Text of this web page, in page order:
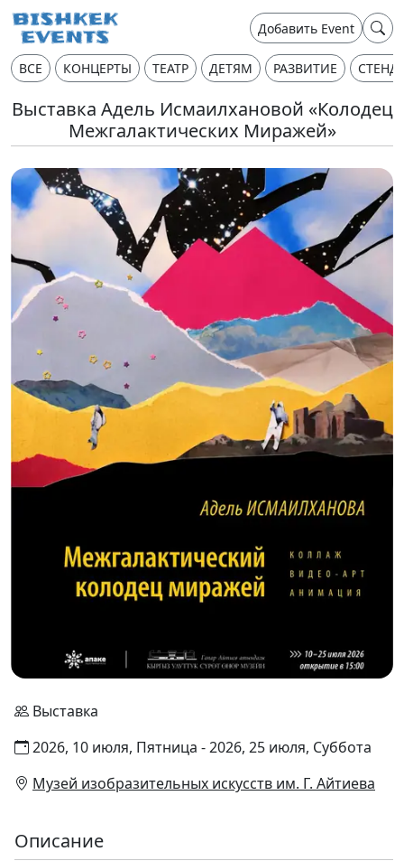
Добавить Event
ВСЕ КОНЦЕРТЫ ТЕАТР ДЕТЯМ РАЗВИТИЕ
Выставка Адель Исмаилхановой «Колодец
Межгалактических Миражей»
Выставка
2026, 10 июля, Пятница - 2026, 25 июля, Суббота
Музей изобразительных искусств им. Г. Айтиева
Описание